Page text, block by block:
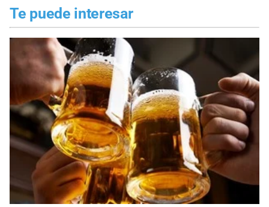
Te puede interesar